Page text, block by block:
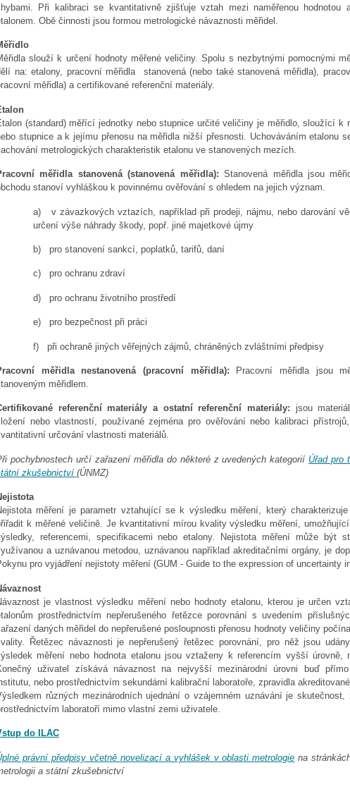
Při kalibraci se kvantitativně zjišťuje vztah mezi naměřenou hodnotou
Obě činnosti jsou formou metrologické návaznosti měřidel.
slouží k určení hodnoty měřené veličiny. Spolu s nezbytnými pomocnými
na: etalony, pracovní měřidla stanovená (nebo také stanovená měřidla),
měřidla) a certifikované referenční materiály.
(standard) měřící jednotky nebo stupnice určité veličiny je měřidlo, sloužící k
stupnice a k jejímu přenosu na měřidla nižší přesnosti. Uchováváním etalonu
metrologických charakteristik etalonu ve stanovených mezích.
měřidla stanovená (stanovená měřidla): Stanovená měřidla jsou
stanoví vyhláškou k povinnému ověřování s ohledem na jejich význam.
a) v závazkových vztazích, například při prodeji, nájmu, nebo darování
určení výše náhrady škody, popř. jiné majetkové újmy
b) pro stanovení sankcí, poplatků, tarifů, daní
c) pro ochranu zdraví
d) pro ochranu životního prostředí
e) pro bezpečnost při práci
f) při ochraně jiných věřejných zájmů, chráněných zvláštními předpisy
měřidla nestanovená (pracovní měřidla): Pracovní měřidla jsou
měřidlem.
referenční materiály a ostatní referenční materiály: jsou
nebo vlastností, používané zejména pro ověřování nebo kalibraci
určování vlastnosti materiálů.
pochybnostech určí zařazení měřidla do některé z uvedených kategorií Úřad pro
zkušebnictví (ÚNMZ)
měření je parametr vztahující se k výsledku měření, který
k měřené veličině. Je kvantitativní mírou kvality výsledku měření,
referencemi, specifikacemi nebo etalony. Nejistota měření může být
a uznávanou metodou, uznávanou například akreditačními orgány, je
pro vyjádření nejistoty měření (GUM - Guide to the expression of uncertainty
je vlastnost výsledku měření nebo hodnoty etalonu, kterou je určen
prostřednictvím nepřerušeného řetězce porovnání s uvedením
daných měřidel do nepřerušené posloupnosti přenosu hodnoty veličiny
Řetězec návaznosti je nepřerušený řetězec porovnání, pro něž jsou
měření nebo hodnota etalonu jsou vztaženy k referencím vyšší úrovně,
uživatel získává návaznost na nejvyšší mezinárodní úrovni buď přímo
nebo prostřednictvím sekundární kalibrační laboratoře, zpravidla akreditované.
různých mezinárodních ujednání o vzájemném uznávání je
laboratoří mimo vlastní zemi uživatele.
do ILAC
právní předpisy včetně novelizací a vyhlášek v oblasti metrologie na
a státní zkušebnictví